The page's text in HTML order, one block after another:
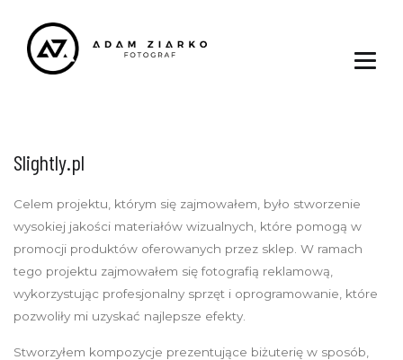
Slightly.pl
Celem projektu, którym się zajmowałem, było stworzenie
wysokiej jakości materiałów wizualnych, które pomogą w
promocji produktów oferowanych przez sklep. W ramach
tego projektu zajmowałem się fotografią reklamową,
wykorzystując profesjonalny sprzęt i oprogramowanie, które
pozwoliły mi uzyskać najlepsze efekty.
Stworzyłem kompozycje prezentujące biżuterię w sposób,